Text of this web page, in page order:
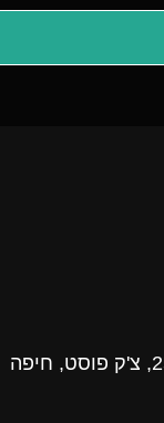
כתובת: שלמה בן יוסף 9, ת.ד. 25042, צ'ק פוסט, חיפה